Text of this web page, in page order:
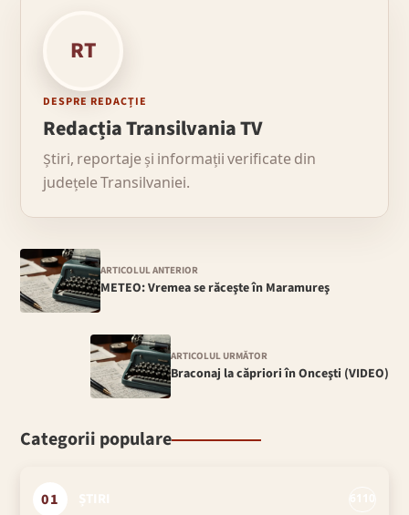
RT
DESPRE REDACȚIE
Redacția Transilvania TV
Știri, reportaje și informații verificate din
județele Transilvaniei.
ARTICOLUL ANTERIOR
METEO: Vremea se răceşte în Maramureş
ARTICOLUL URMĂTOR
Braconaj la căpriori în Onceşti (VIDEO)
Categorii populare
01